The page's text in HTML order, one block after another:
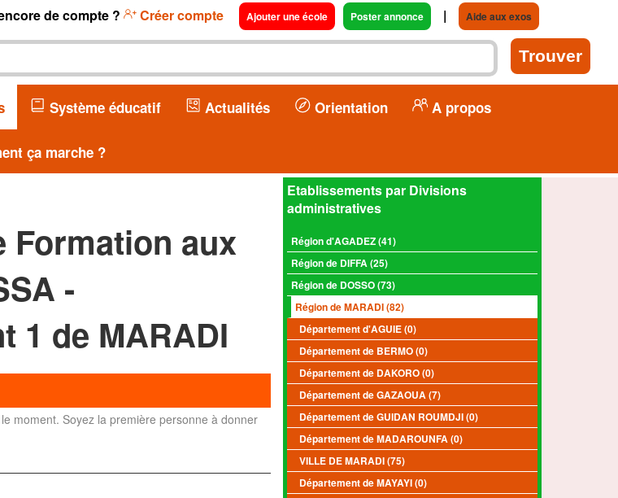
de compte ? Créer compte Ajouter une école Poster annonce | Aide aux exos
Système éducatif Actualités Orientation A propos
ça marche ?
Formation aux
-
1 de MARADI
moment. Soyez la première personne à donner
Etablissements par Divisions
administratives
Région d'AGADEZ (41)
Région de DIFFA (25)
Région de DOSSO (73)
Région de MARADI (82)
Département d'AGUIE (0)
Département de BERMO (0)
Département de DAKORO (0)
Département de GAZAOUA (7)
Département de GUIDAN ROUMDJI (0)
Département de MADAROUNFA (0)
VILLE DE MARADI (75)
Département de MAYAYI (0)